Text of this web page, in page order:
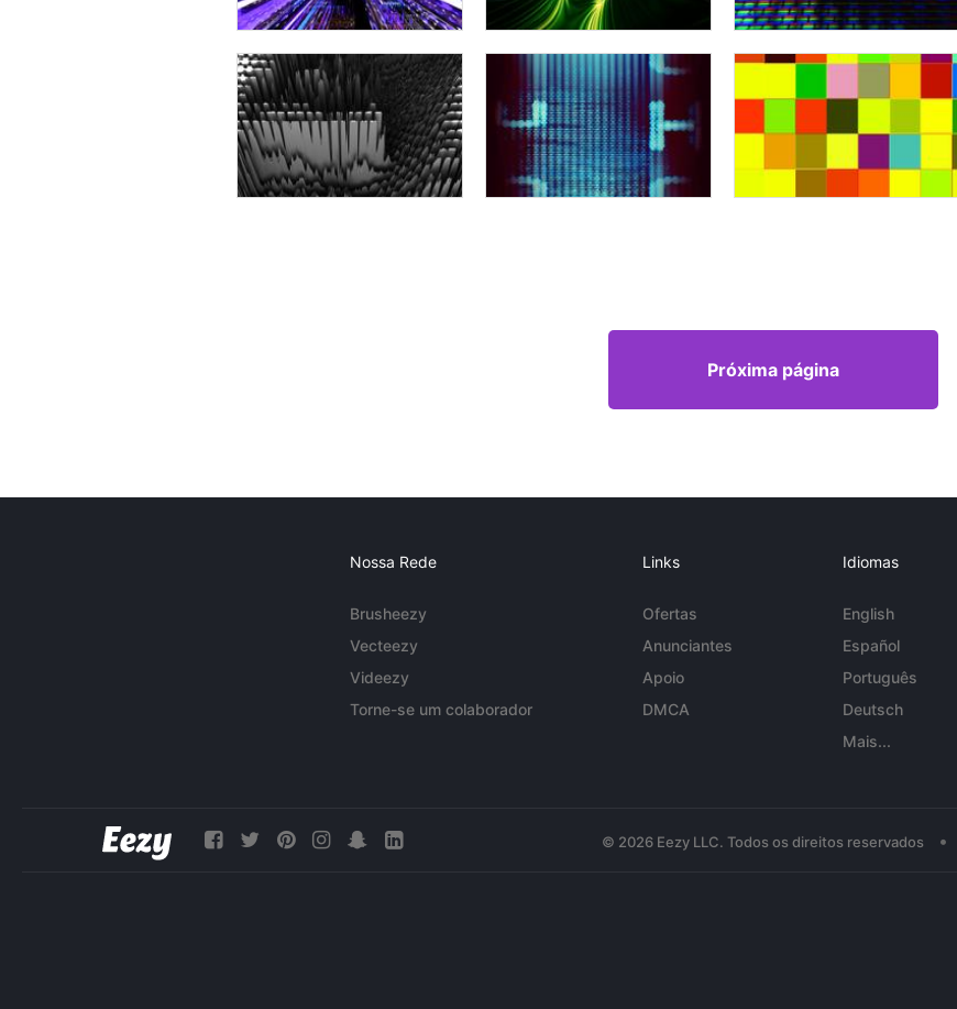
Próxima página
Nossa Rede
Brusheezy
Vecteezy
Videezy
Torne-se um colaborador
Links
Ofertas
Anunciantes
Apoio
DMCA
Idiomas
English
Español
Português
Deutsch
Mais...
© 2026 Eezy LLC. Todos os direitos reservados •